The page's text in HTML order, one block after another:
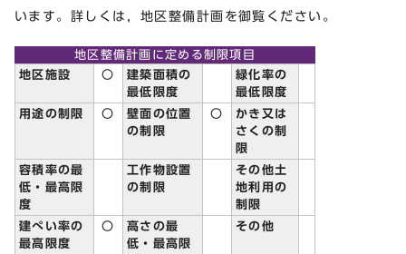
います。詳しくは，地区整備計画を御覧ください。
地区整備計画に定める制限項目
地区施設
〇
建築面積の
最低限度
緑化率の
最低限度
用途の制限
〇
壁面の位置
の制限
〇
かき又は
さくの制
限
容積率の最
低・最高限
度
工作物設置
の制限
その他土
地利用の
制限
建ぺい率の
最高限度
〇
高さの最
低・最高限
その他